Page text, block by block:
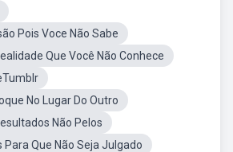
Pois Voce Não Sabe
Que Você Não Conhece
No Lugar Do Outro
Não Pelos
Para Que Não Seja Julgado